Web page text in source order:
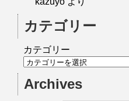
カテゴリー
カテゴリー
Archives